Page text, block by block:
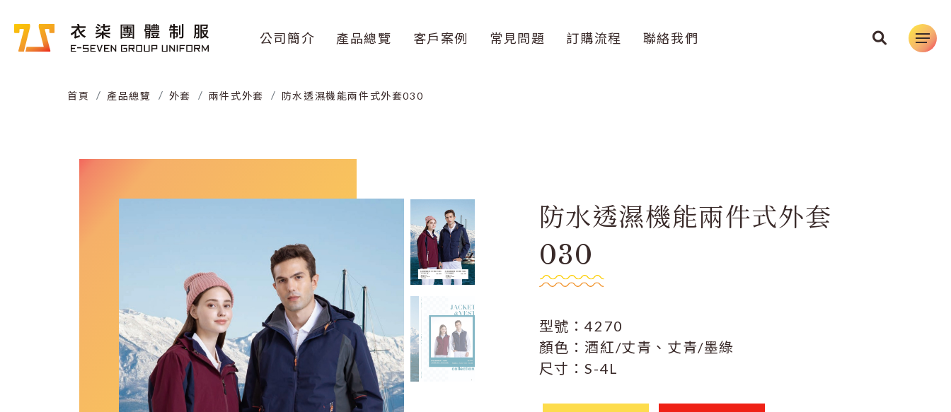
公司簡介 產品總覽 客戶案例 常見問題 訂購流程 聯絡我們
首頁 產品總覽 外套 兩件式外套 防水透濕機能兩件式外套030
防水透濕機能兩件式外套
030
型號：4270
顏色：酒紅/丈青、丈青/墨綠
尺寸：S-4L